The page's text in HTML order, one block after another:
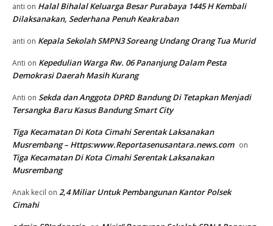
anti on Halal Bihalal Keluarga Besar Purabaya 1445 H Kembali
Dilaksanakan, Sederhana Penuh Keakraban
anti on Kepala Sekolah SMPN3 Soreang Undang Orang Tua Murid
Anti on Kepedulian Warga Rw. 06 Pananjung Dalam Pesta
Demokrasi Daerah Masih Kurang
Anti on Sekda dan Anggota DPRD Bandung Di Tetapkan Menjadi
Tersangka Baru Kasus Bandung Smart City
Tiga Kecamatan Di Kota Cimahi Serentak Laksanakan
Musrembang – Https:www.Reportasenusantara.news.com on
Tiga Kecamatan Di Kota Cimahi Serentak Laksanakan
Musrembang
Anak kecil on 2,4 Miliar Untuk Pembangunan Kantor Polsek
Cimahi